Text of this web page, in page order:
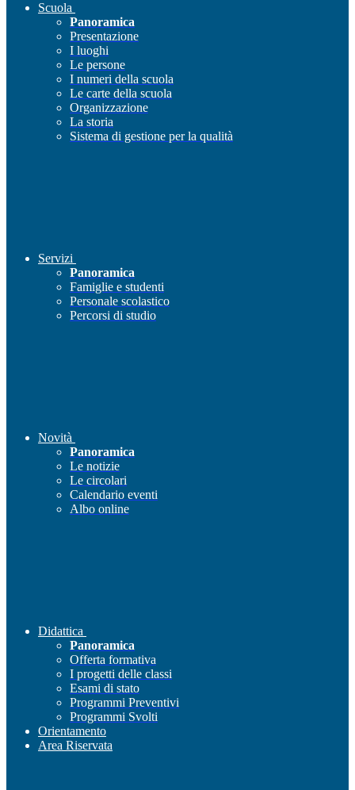
Scuola
Panoramica
Presentazione
I luoghi
Le persone
I numeri della scuola
Le carte della scuola
Organizzazione
La storia
Sistema di gestione per la qualità
Servizi
Panoramica
Famiglie e studenti
Personale scolastico
Percorsi di studio
Novità
Panoramica
Le notizie
Le circolari
Calendario eventi
Albo online
Didattica
Panoramica
Offerta formativa
I progetti delle classi
Esami di stato
Programmi Preventivi
Programmi Svolti
Orientamento
Area Riservata